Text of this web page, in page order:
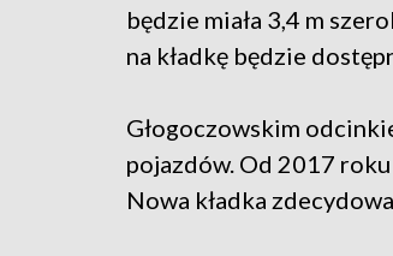
będzie miała 3,4 m
na kładkę będzie
Głogoczowskim
pojazdów. Od 2017 roku
Nowa kładka